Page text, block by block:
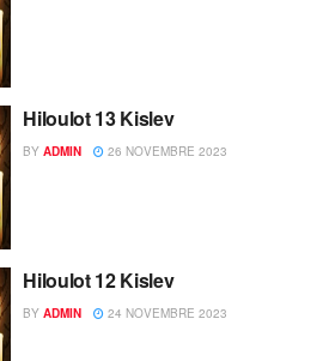
Hiloulot 13 Kislev
BY ADMIN 26 NOVEMBRE 2023
Hiloulot 12 Kislev
BY ADMIN 24 NOVEMBRE 2023